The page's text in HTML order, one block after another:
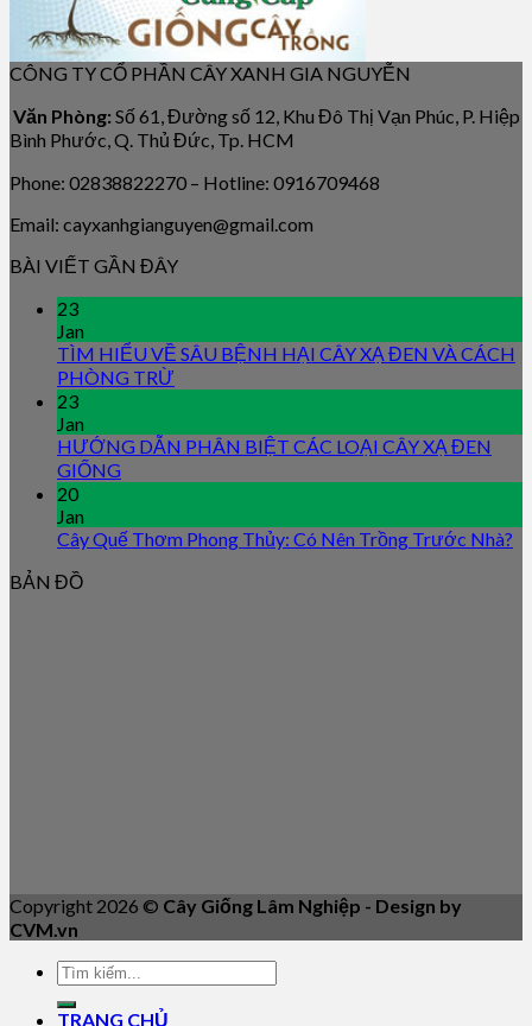
CÔNG TY CỔ PHẦN CÂY XANH GIA NGUYỄN
Văn Phòng: Số 61, Đường số 12, Khu Đô Thị Vạn Phúc, P. Hiệp
Bình Phước, Q. Thủ Đức, Tp. HCM
Phone: 02838822270 – Hotline: 0916709468
Email: cayxanhgianguyen@gmail.com
BÀI VIẾT GẦN ĐÂY
23
Jan
TÌM HIỂU VỀ SÂU BỆNH HẠI CÂY XẠ ĐEN VÀ CÁCH
PHÒNG TRỪ
23
Jan
HƯỚNG DẪN PHÂN BIỆT CÁC LOẠI CÂY XẠ ĐEN
GIỐNG
20
Jan
Cây Quế Thơm Phong Thủy: Có Nên Trồng Trước Nhà?
BẢN ĐỒ
Copyright 2026 © Cây Giống Lâm Nghiệp - Design by
CVM.vn
TRANG CHỦ